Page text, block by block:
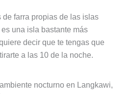
farra propias de las islas
una isla bastante más
decir que te tengas que
a las 10 de la noche.
nocturno en Langkawi,